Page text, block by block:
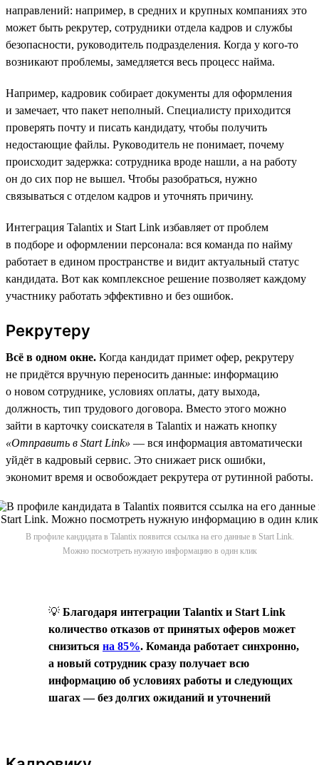
направлений: например, в средних и крупных компаниях это
может быть рекрутер, сотрудники отдела кадров и службы
безопасности, руководитель подразделения. Когда у кого-то
возникают проблемы, замедляется весь процесс найма.
Например, кадровик собирает документы для оформления
и замечает, что пакет неполный. Специалисту приходится
проверять почту и писать кандидату, чтобы получить
недостающие файлы. Руководитель не понимает, почему
происходит задержка: сотрудника вроде нашли, а на работу
он до сих пор не вышел. Чтобы разобраться, нужно
связываться с отделом кадров и уточнять причину.
Интеграция Talantix и Start Link избавляет от проблем
в подборе и оформлении персонала: вся команда по найму
работает в едином пространстве и видит актуальный статус
кандидата. Вот как комплексное решение позволяет каждому
участнику работать эффективно и без ошибок.
Рекрутеру
Всё в одном окне. Когда кандидат примет офер, рекрутеру
не придётся вручную переносить данные: информацию
о новом сотруднике, условиях оплаты, дату выхода,
должность, тип трудового договора. Вместо этого можно
зайти в карточку соискателя в Talantix и нажать кнопку
«Отправить в Start Link» — вся информация автоматически
уйдёт в кадровый сервис. Это снижает риск ошибки,
экономит время и освобождает рекрутера от рутинной работы.
В профиле кандидата в Talantix появится ссылка на его данные в Start Link.
Можно посмотреть нужную информацию в один клик
💡 Благодаря интеграции Talantix и Start Link
количество отказов от принятых оферов может
снизиться на 85%. Команда работает синхронно,
а новый сотрудник сразу получает всю
информацию об условиях работы и следующих
шагах — без долгих ожиданий и уточнений